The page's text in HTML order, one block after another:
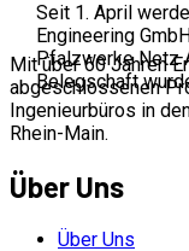
Seit 1. April
Engineering
Pfalzwerke Netz
Belegschaft
Mit über 60 Jahren
abgeschlossenen
Ingenieurbüros in
Rhein-Main.
Über Uns
Über Uns